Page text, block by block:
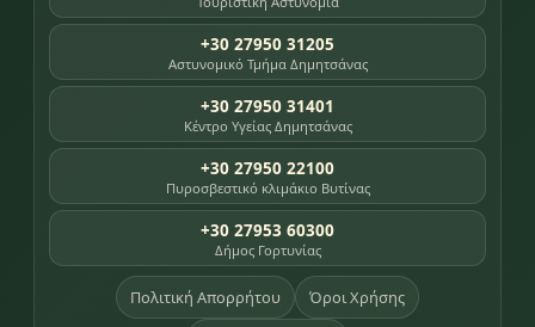
+30 27950 31205
Αστυνομικό Τμήμα Δημητσάνας
+30 27950 31401
Κέντρο Υγείας Δημητσάνας
+30 27950 22100
Πυροσβεστικό κλιμάκιο Βυτίνας
+30 27953 60300
Δήμος Γορτυνίας
Πολιτική Απορρήτου Όροι Χρήσης